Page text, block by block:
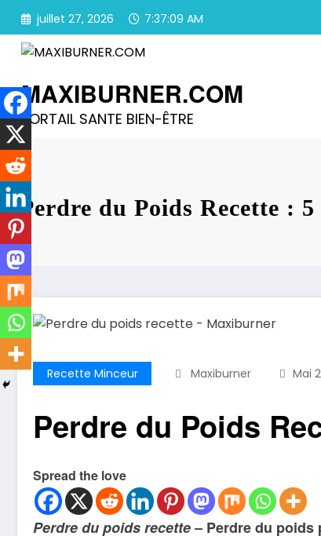
Aller
contenu
juillet 27, 2026 7:37:09 AM
MAXIBURNER.COM
PORTAIL SANTE BIEN-ÊTRE
Perdre du Poids Recette : 5
Recette Minceur Maxiburner Mai
Perdre du Poids
Spread the love
Perdre du poids recette– Perdre du poids